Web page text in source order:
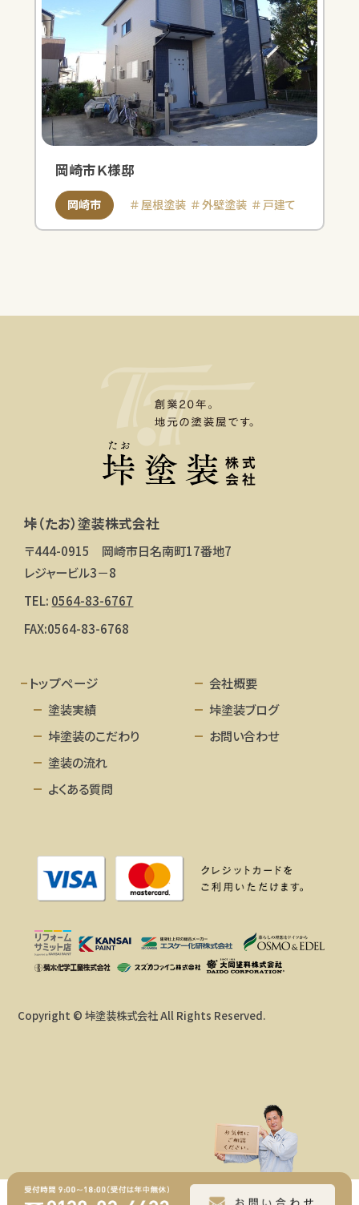
岡崎市Ｋ様邸
岡崎市 屋根塗装 外壁塗装 戸建て
垰（たお）塗装株式会社
〒444-0915 岡崎市日名南町17番地7
レジャービル3－8
TEL: 0564-83-6767
FAX:0564-83-6768
トップページ
塗装実績
垰塗装のこだわり
塗装の流れ
よくある質問
会社概要
垰塗装ブログ
お問い合わせ
Copyright © 垰塗装株式会社 All Rights Reserved.